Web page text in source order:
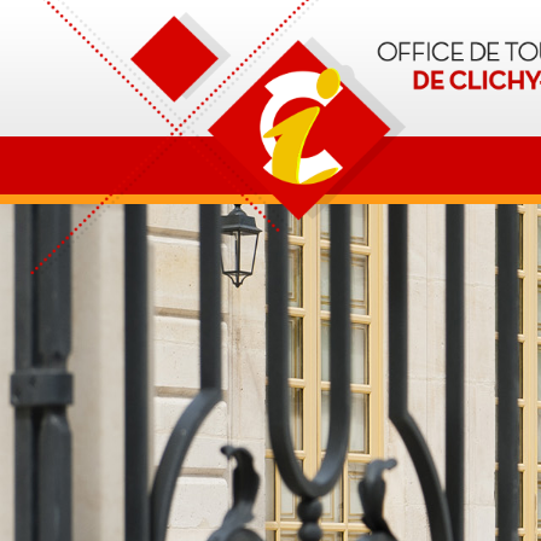
OT Clichy